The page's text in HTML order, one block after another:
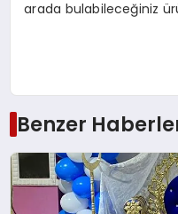
arada bulabileceğiniz
Benzer